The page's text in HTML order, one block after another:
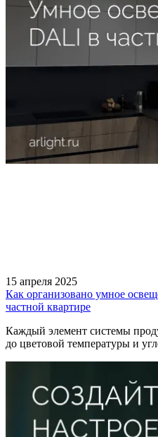
15 апреля 2025
Как организовано умное
частной квартире
Каждый элемент системы
до цветовой температуры и